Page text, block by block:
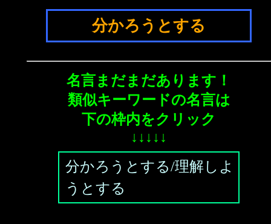
分かろうとする
名言まだまだあります！
類似キーワードの名言は
下の枠内をクリック
↓↓↓↓↓
分かろうとする/理解しよ
うとする